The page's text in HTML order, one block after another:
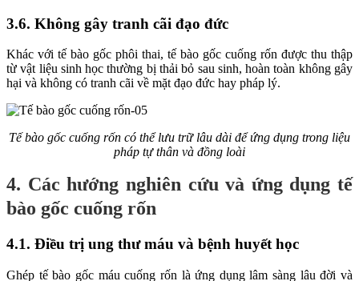
3.6. Không gây tranh cãi đạo đức
Khác với tế bào gốc phôi thai, tế bào gốc cuống rốn được thu thập
từ vật liệu sinh học thường bị thải bỏ sau sinh, hoàn toàn không gây
hại và không có tranh cãi về mặt đạo đức hay pháp lý.
Tế bào gốc cuống rốn có thể lưu trữ lâu dài để ứng dụng trong liệu
pháp tự thân và đồng loài
4. Các hướng nghiên cứu và ứng dụng tế
bào gốc cuống rốn
4.1. Điều trị ung thư máu và bệnh huyết học
Ghép tế bào gốc máu cuống rốn là ứng dụng lâm sàng lâu đời và